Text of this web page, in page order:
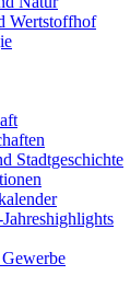
Wertstoffhof
Stadtgeschichte